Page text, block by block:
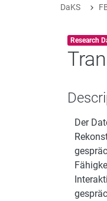
DaKS
Item type:
Research
Der